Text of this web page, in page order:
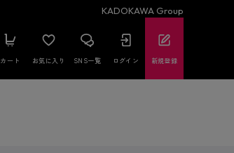
KADOKAWA Group
カート お気に入り SNS一覧 ログイン 新規登録